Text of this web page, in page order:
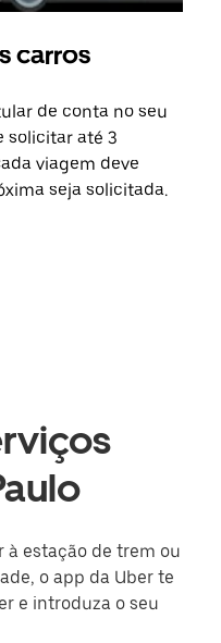
carros
de conta no seu
solicitar até 3
viagem deve
seja solicitada.
à estação de trem ou
o app da Uber te
e introduza o seu